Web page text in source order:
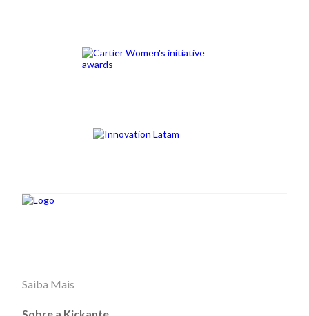
Saiba Mais
Sobre a Kickante